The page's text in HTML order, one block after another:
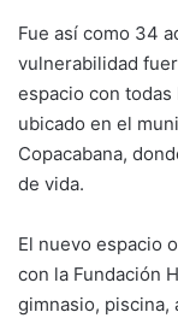
Fue así como 34
vulnerabilidad
espacio con
ubicado en el
Copacabana,
de vida.
El nuevo espacio
con la Fundación
gimnasio, piscina,